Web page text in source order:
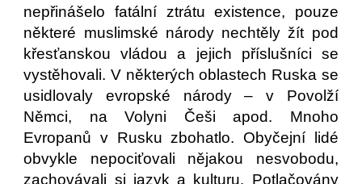
nepřinášelo fatální ztrátu existence, pouze
některé muslimské národy nechtěly žít pod
křesťanskou vládou a jejich příslušníci se
vystěhovali. V některých oblastech Ruska se
usidlovaly evropské národy – v Povolží
Němci, na Volyni Češi apod. Mnoho
Evropanů v Rusku zbohatlo. Obyčejní lidé
obvykle nepociťovali nějakou nesvobodu,
zachovávali si jazyk a kulturu. Potlačovány